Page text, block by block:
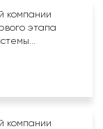
компании
этапа
компании